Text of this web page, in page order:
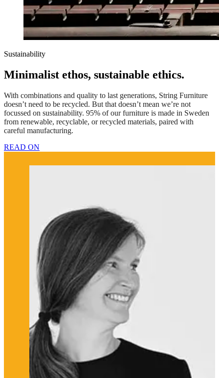
Sustainability
Minimalist ethos, sustainable ethics.
With combinations and quality to last generations, String Furniture
doesn’t need to be recycled. But that doesn’t mean we’re not
focussed on sustainability. 95% of our furniture is made in Sweden
from renewable, recyclable, or recycled materials, paired with
careful manufacturing.
READ ON